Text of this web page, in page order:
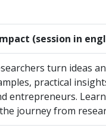
(session in
turn ideas
practical
entrepreneurs.
journey from